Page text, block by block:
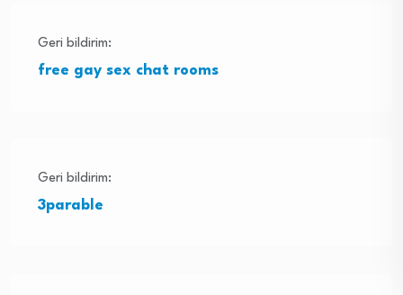
Geri bildirim:
free gay sex chat rooms
Geri bildirim:
3parable